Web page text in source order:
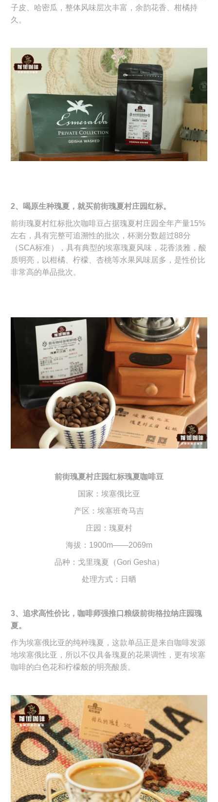
子皮、哈密瓜，整体风味层次丰富，余韵花香、柑橘持
久。
2、喝原生种瑰夏，就买前街瑰夏村庄园红标。
前街瑰夏村红标批次咖啡豆占据瑰夏村庄园全年产量15%
左右，具有完整可追溯性的批次，杯测分数超过88分
（SCA标准），具有典型的埃塞瑰夏风味，花香淡雅，酸
质明亮，以柑橘、柠檬、杏桃等水果风味居多，是性价比
非常高的单品批次。
前街瑰夏村庄园红标瑰夏咖啡豆
国家：埃塞俄比亚
产区：埃塞班奇马吉
庄园：瑰夏村
海拔：1900m——2069m
品种：戈里瑰夏（Gori Gesha）
处理方式：日晒
3、追求高性价比，咖啡师强推口粮级前街格拉纳庄园瑰
夏。
作为埃塞俄比亚的纯种瑰夏，这款单品正是来自咖啡发源
地埃塞俄比亚，所以不仅具备瑰夏的花果调性，更有埃塞
咖啡的白色花和柠檬般的明亮酸质。